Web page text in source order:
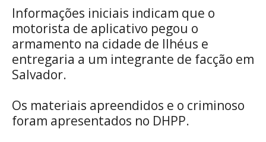
Informações iniciais indicam que o
motorista de aplicativo pegou o
armamento na cidade de Ilhéus e
entregaria a um integrante de facção em
Salvador.
Os materiais apreendidos e o criminoso
foram apresentados no DHPP.